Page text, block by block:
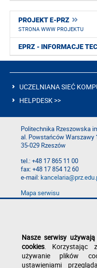
PROJEKT E-PRZ
STRONA WWW PROJEKTU
EPRZ - INFORMACJE
UCZELNIANA SIEĆ
HELPDESK >>
Politechnika Rzeszowska
al. Powstańców Warszawy
35-029 Rzeszów
tel.: +48 17 865 11 00
fax: +48 17 854 12 60
e-mail:
Mapa serwisu
Deklaracja dostępności
Nasze serwisy
cookies. Korzystając
używanie plików
ustawieniami